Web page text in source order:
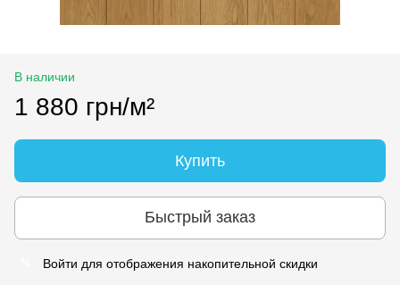
В наличии
1 880 грн/м²
Купить
Быстрый заказ
Войти для отображения накопительной скидки